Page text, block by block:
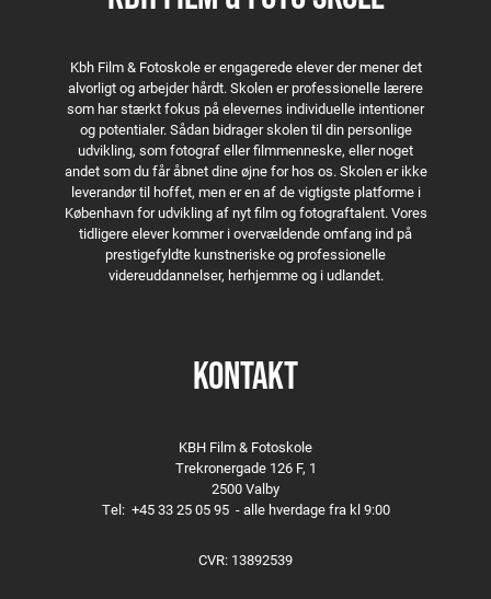
Kbh Film & Fotoskole er engagerede elever der mener det
alvorligt og arbejder hårdt. Skolen er professionelle lærere
som har stærkt fokus på elevernes individuelle intentioner
og potentialer. Sådan bidrager skolen til din personlige
udvikling, som fotograf eller filmmenneske, eller noget
andet som du får åbnet dine øjne for hos os. Skolen er ikke
leverandør til hoffet, men er en af de vigtigste platforme i
København for udvikling af nyt film og fotograftalent. Vores
tidligere elever kommer i overvældende omfang ind på
prestigefyldte kunstneriske og professionelle
videreuddannelser, herhjemme og i udlandet.
KONTAKT
KBH Film & Fotoskole
Trekronergade 126 F, 1
2500 Valby
Tel: +45 33 25 05 95- alle hverdage fra kl 9:00
CVR: 13892539